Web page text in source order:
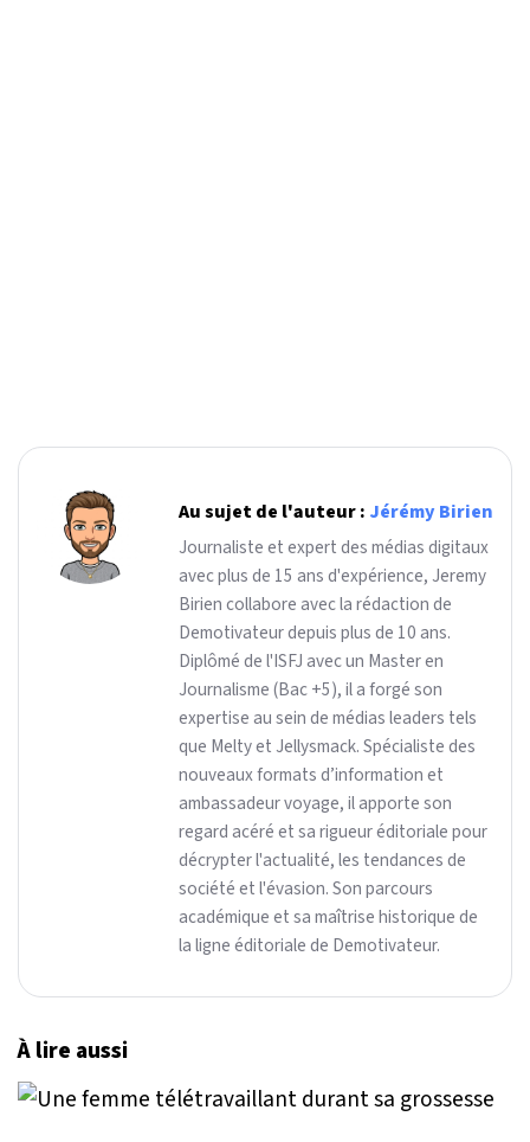
Au sujet de l'auteur : Jérémy Birien
Journaliste et expert des médias digitaux
avec plus de 15 ans d'expérience, Jeremy
Birien collabore avec la rédaction de
Demotivateur depuis plus de 10 ans.
Diplômé de l'ISFJ avec un Master en
Journalisme (Bac +5), il a forgé son
expertise au sein de médias leaders tels
que Melty et Jellysmack. Spécialiste des
nouveaux formats d’information et
ambassadeur voyage, il apporte son
regard acéré et sa rigueur éditoriale pour
décrypter l'actualité, les tendances de
société et l'évasion. Son parcours
académique et sa maîtrise historique de
la ligne éditoriale de Demotivateur.
À lire aussi